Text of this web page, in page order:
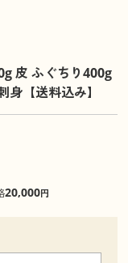
皮 ふぐちり400g
【送料込み】
20,000円